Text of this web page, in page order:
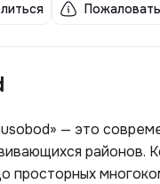
— это
районов.
просторных